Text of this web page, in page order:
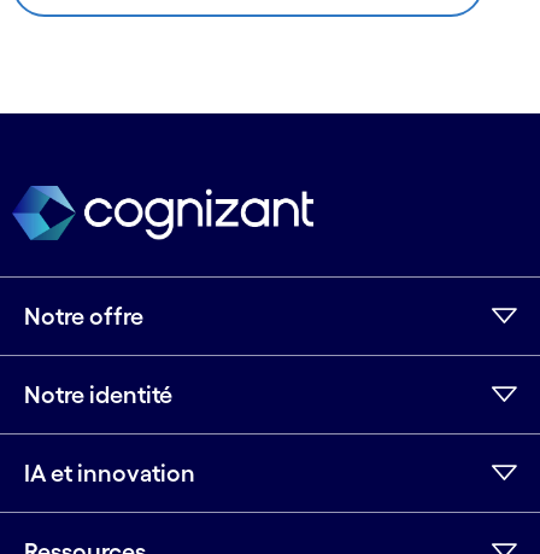
Notre offre
Notre identité
IA et innovation